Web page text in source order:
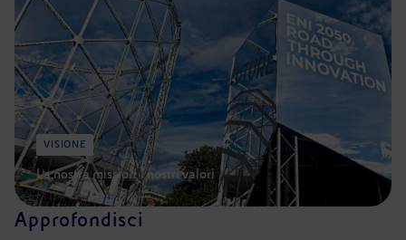
VISIONE
La nostra mission, i nostri valori
Approfondisci